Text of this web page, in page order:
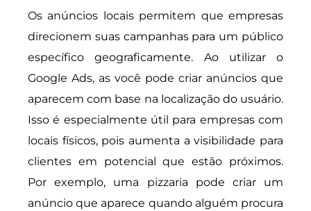
Os anúncios locais permitem que empresas
direcionem suas campanhas para um público
específico geograficamente. Ao utilizar o
Google Ads, as você pode criar anúncios que
aparecem com base na localização do usuário.
Isso é especialmente útil para empresas com
locais físicos, pois aumenta a visibilidade para
clientes em potencial que estão próximos.
Por exemplo, uma pizzaria pode criar um
anúncio que aparece quando alguém procura